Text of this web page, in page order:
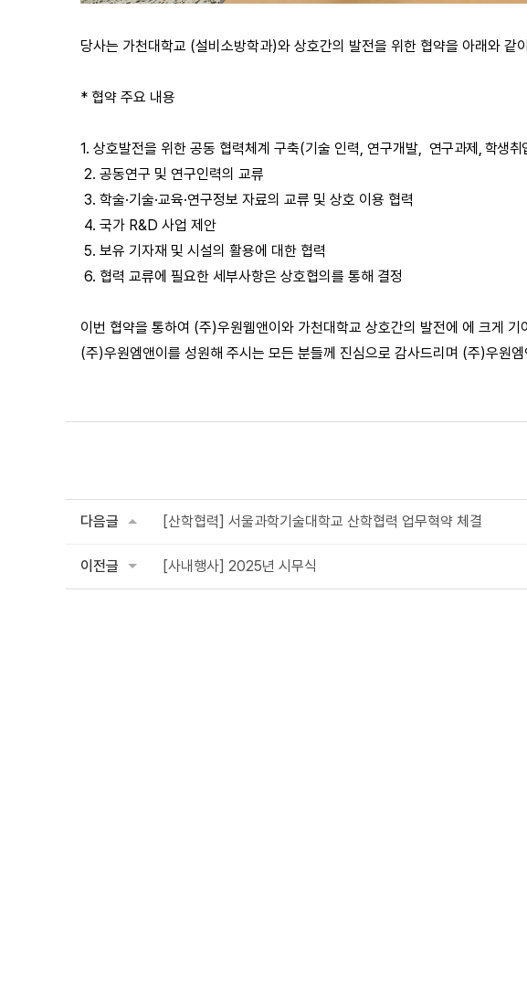
당사는 가천대학교 (설비소방학과)와 상호간의 발전을 위한 협약을 아래와 같
* 협약 주요 내용
1. 상호발전을 위한 공동 협력체계 구축(기술 인력, 연구개발, 연구과제, 학생취
2. 공동연구 및 연구인력의 교류
3. 학술·기술·교육·연구정보 자료의 교류 및 상호 이용 협력
4. 국가 R&D 사업 제안
5. 보유 기자재 및 시설의 활용에 대한 협력
6. 협력 교류에 필요한 세부사항은 상호협의를 통해 결정
이번 협약을 통하여 (주)우원웸앤이와 가천대학교 상호간의 발전에 에 크게 기
(주)우원엠앤이를 성원해 주시는 모든 분들께 진심으로 감사드리며 (주)우원엠
다음글 [산학협력] 서울과학기술대학교 산학협력 업무혁약 체결
이전글 [사내행사] 2025년 시무식